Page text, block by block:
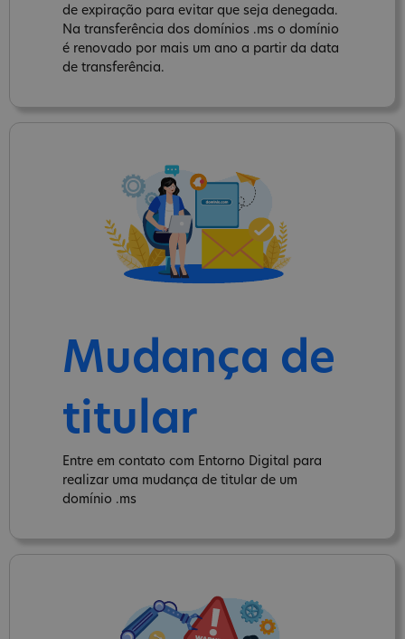
de expiração para evitar que seja denegada.
Na transferência dos domínios .ms o domínio
é renovado por mais um ano a partir da data
de transferência.
Mudança de
titular
Entre em contato com Entorno Digital para
realizar uma mudança de titular de um
domínio .ms